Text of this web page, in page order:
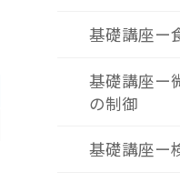
基礎講座ー
基礎講座ー
の制御
基礎講座ー